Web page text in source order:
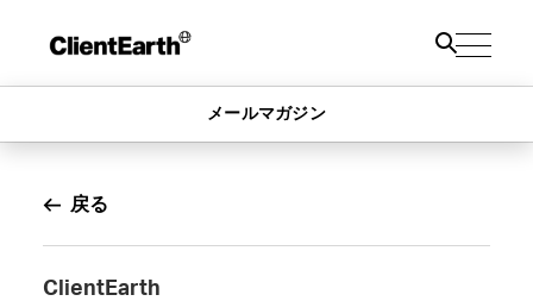
メールマガジン
ClientEarth
戻る